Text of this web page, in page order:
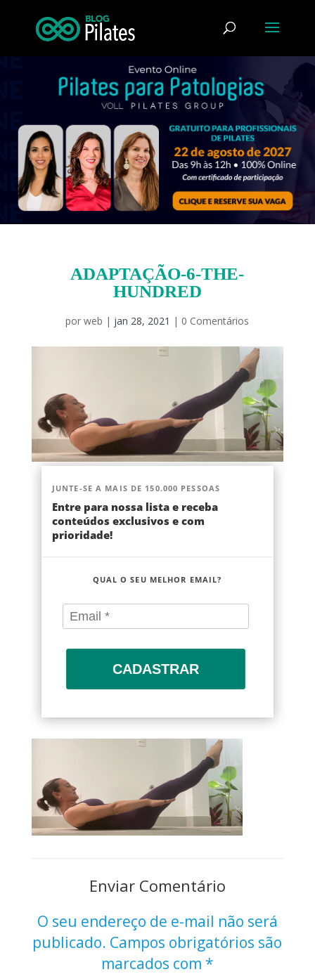
ADAPTAÇÃO-6-THE-
HUNDRED
porweb | jan 28, 2021 | 0 Comentários
JUNTE-SE A MAIS DE 150.000 PESSOAS
Entre para nossa lista e receba
conteúdos exclusivos e com
prioridade!
QUAL O SEU MELHOR EMAIL?
CADASTRAR
Enviar Comentário
O seu endereço de e-mail não será
publicado. Campos obrigatórios são
marcados com *